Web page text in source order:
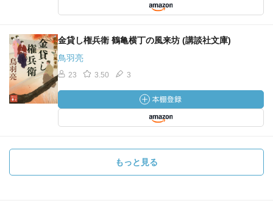
金貸し権兵衛 鶴亀横丁の風来坊 (講談社文庫)
鳥羽亮
23 3.50 3
もっと見る